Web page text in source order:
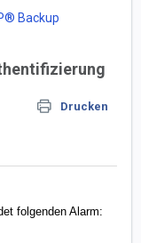
Backup
Drucken
folgenden Alarm: